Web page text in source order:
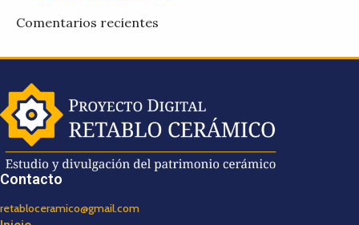
Comentarios recientes
Contacto
retabloceramico@gmail.com